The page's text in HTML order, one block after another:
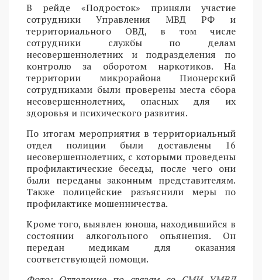
В рейде «Подросток» приняли участие
сотрудники Управления МВД РФ и
территориального ОВД, в том числе
сотрудники службы по делам
несовершеннолетних и подразделения по
контролю за оборотом наркотиков. На
территории микрорайона Пионерский
сотрудниками были проверены места сбора
несовершеннолетних, опасных для их
здоровья и психического развития.
По итогам мероприятия в территориальный
отдел полиции были доставлены 16
несовершеннолетних, с которыми проведены
профилактические беседы, после чего они
были переданы законным представителям.
Также полицейские разъяснили меры по
профилактике мошенничества.
Кроме того, выявлен юноша, находившийся в
состоянии алкогольного опьянения. Он
передан медикам для оказания
соответствующей помощи.